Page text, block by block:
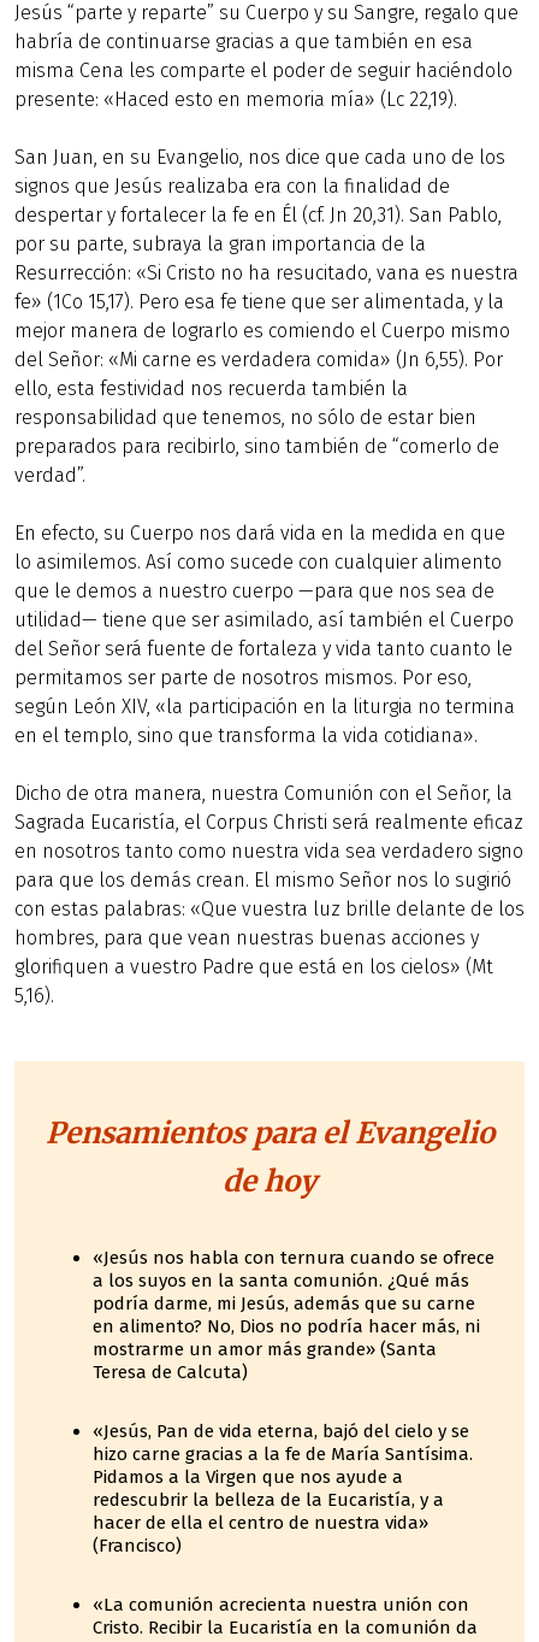
Jesús “parte y reparte” su Cuerpo y su Sangre, regalo que
habría de continuarse gracias a que también en esa
misma Cena les comparte el poder de seguir haciéndolo
presente: «Haced esto en memoria mía» (Lc 22,19).
San Juan, en su Evangelio, nos dice que cada uno de los
signos que Jesús realizaba era con la finalidad de
despertar y fortalecer la fe en Él (cf. Jn 20,31). San Pablo,
por su parte, subraya la gran importancia de la
Resurrección: «Si Cristo no ha resucitado, vana es nuestra
fe» (1Co 15,17). Pero esa fe tiene que ser alimentada, y la
mejor manera de lograrlo es comiendo el Cuerpo mismo
del Señor: «Mi carne es verdadera comida» (Jn 6,55). Por
ello, esta festividad nos recuerda también la
responsabilidad que tenemos, no sólo de estar bien
preparados para recibirlo, sino también de “comerlo de
verdad”.
En efecto, su Cuerpo nos dará vida en la medida en que
lo asimilemos. Así como sucede con cualquier alimento
que le demos a nuestro cuerpo —para que nos sea de
utilidad— tiene que ser asimilado, así también el Cuerpo
del Señor será fuente de fortaleza y vida tanto cuanto le
permitamos ser parte de nosotros mismos. Por eso,
según León XIV, «la participación en la liturgia no termina
en el templo, sino que transforma la vida cotidiana».
Dicho de otra manera, nuestra Comunión con el Señor, la
Sagrada Eucaristía, el Corpus Christi será realmente eficaz
en nosotros tanto como nuestra vida sea verdadero signo
para que los demás crean. El mismo Señor nos lo sugirió
con estas palabras: «Que vuestra luz brille delante de los
hombres, para que vean nuestras buenas acciones y
glorifiquen a vuestro Padre que está en los cielos» (Mt
5,16).
Pensamientos para el Evangelio
de hoy
«Jesús nos habla con ternura cuando se ofrece
a los suyos en la santa comunión. ¿Qué más
podría darme, mi Jesús, además que su carne
en alimento? No, Dios no podría hacer más, ni
mostrarme un amor más grande» (Santa
Teresa de Calcuta)
«Jesús, Pan de vida eterna, bajó del cielo y se
hizo carne gracias a la fe de María Santísima.
Pidamos a la Virgen que nos ayude a
redescubrir la belleza de la Eucaristía, y a
hacer de ella el centro de nuestra vida»
(Francisco)
«La comunión acrecienta nuestra unión con
Cristo. Recibir la Eucaristía en la comunión da